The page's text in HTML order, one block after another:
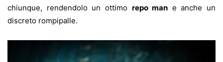
chiunque, rendendolo un ottimo repo man e anche un
discreto rompipalle.